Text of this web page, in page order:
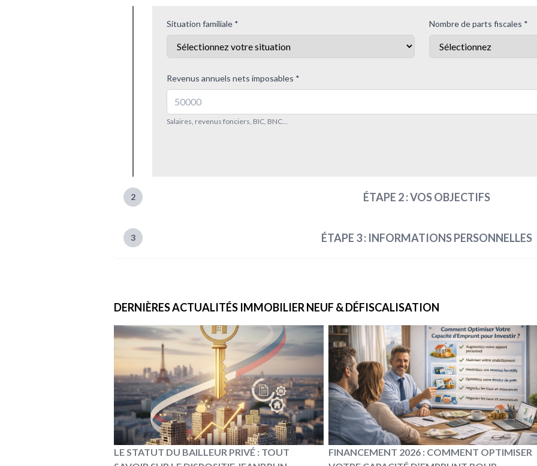
Situation familiale * Nombre de parts fiscales *
Revenus annuels nets imposables *
Salaires, revenus fonciers, BIC, BNC...
2 ÉTAPE 2 : VOS OBJECTIFS
3 ÉTAPE 3 : INFORMATIONS PERSONNELLES
DERNIÈRES ACTUALITÉS IMMOBILIER NEUF & DÉFISCALISATION
LE STATUT DU BAILLEUR PRIVÉ : TOUT
FINANCEMENT 2026 : COMMENT OPTIMISER